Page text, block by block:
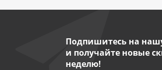
Подпишитесь на
и получайте новые
неделю!